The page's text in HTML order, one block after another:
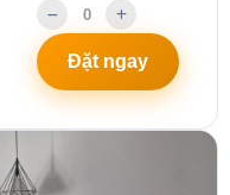
Đặt ngay